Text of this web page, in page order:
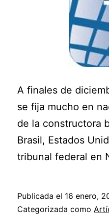
A finales de
se fija mucho en
de la constructora
Brasil, Estados
tribunal federal en
Publicada el 16 enero,
Categorizada como